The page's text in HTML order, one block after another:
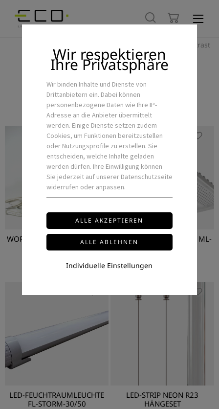
Hoher Kontrast
ROWALUX
WORK LED-STRIP DOUBLE 25
METER
LED-MODULARLEUCHTE ML-
GASOLY-150
LED-FEUCHTRAUMLEUCHTE
FL-STORM-30/50
LED-STRIP NEON R23
HÄNGESET
Wir respektieren
Ihre Privatsphäre
Wir binden Inhalte und Dienste von
Drittanbietern ein. Dabei können
personenbezogene Daten wie Ihre IP-
Adresse an die Anbieter übermittelt
werden. Einige Dienste setzen zudem
Cookies, um Funktionen bereitzustellen
oder Nutzungsprofile zu erstellen. Sie
entscheiden, welche Inhalte geladen
werden dürfen. Ihre Einwilligung können
Sie jederzeit auf unserer Datenschutzseite
widerrufen oder anpassen.
Individuelle Einstellungen